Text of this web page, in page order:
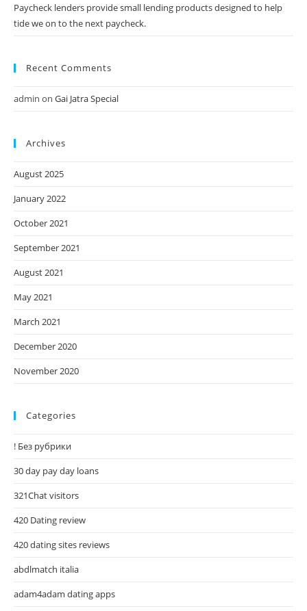
Paycheck lenders provide small lending products designed to help
tide we on to the next paycheck.
Recent Comments
admin on Gai Jatra Special
Archives
August 2025
January 2022
October 2021
September 2021
August 2021
May 2021
March 2021
December 2020
November 2020
Categories
! Без рубрики
30 day pay day loans
321Chat visitors
420 Dating review
420 dating sites reviews
abdlmatch italia
adam4adam dating apps